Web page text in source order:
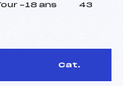
-18 ans 43
Cat.